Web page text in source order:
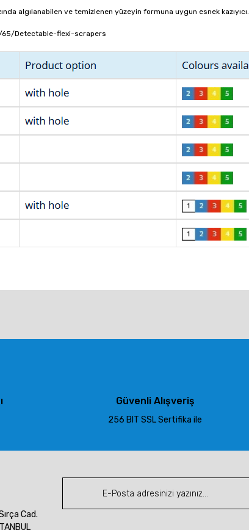
algılanabilen ve temizlenen yüzeyin formuna uygun esnek kazıyıcı.
Detectable-flexi-scrapers
görüntülenemiyor.
olmalı.
Güvenli Alışveriş
256 BIT SSL Sertifika ile
Cad.